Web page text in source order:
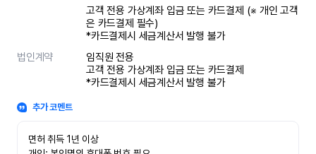
고객 전용 가상계좌 입금 또는 카드결제 (※ 개인 고객
은 카드결제 필수)
*카드결제시 세금계산서 발행 불가
법인계약
임직원 전용
고객 전용 가상계좌 입금 또는 카드결제
*카드결제시 세금계산서 발행 불가
추가 코멘트
면허 취득 1년 이상